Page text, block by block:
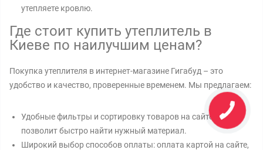
утепляете кровлю.
Где стоит купить утеплитель в
Киеве по наилучшим ценам?
Покупка утеплителя в интернет-магазине Гигабуд – это
удобство и качество, проверенные временем. Мы предлагаем:
Удобные фильтры и сортировку товаров на сайте, что
позволит быстро найти нужный материал.
Широкий выбор способов оплаты: оплата картой на сайте,